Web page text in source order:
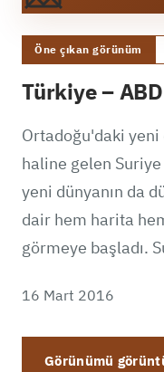
Öne çıkan görünüm
Türkiye –
Ortadoğu'daki yeni
haline gelen
yeni dünyanın da
dair hem harita
görmeye başladı.
16 Mart 2016
Görünümü